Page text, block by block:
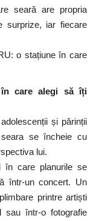
seară are propria
surprize, iar fiecare
o stațiune în care
în care alegi să îți
și părinții
se încheie cu
lui.
în care planurile se
într-un concert. Un
printre artiști
sau într-o fotografie